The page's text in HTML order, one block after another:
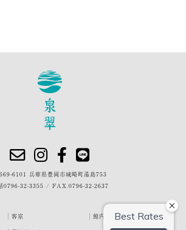
6101 兵庫県豊岡市城崎町湯島753
0796-32-3355 / FAX.0796-32-2637
客室
館内・施設